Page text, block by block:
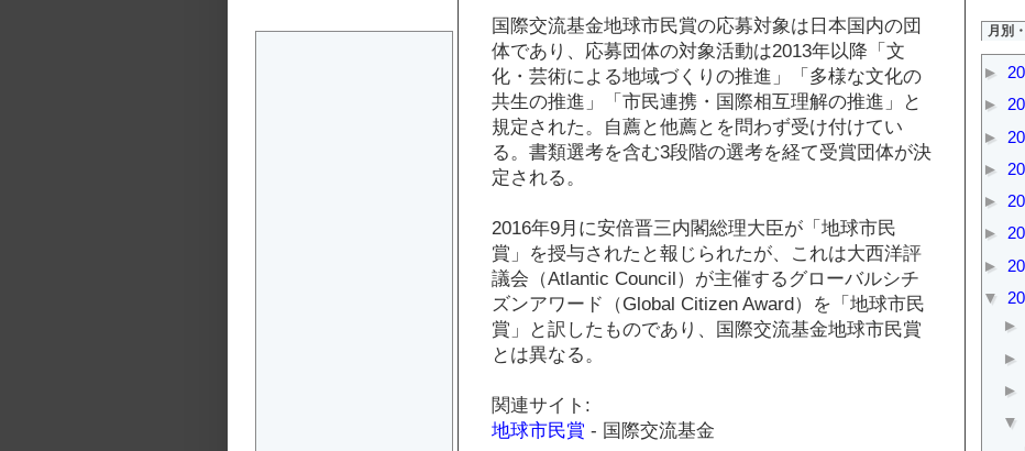
国際交流基金地球市民賞の応募対象は日本国内の団
体であり、応募団体の対象活動は2013年以降「文
化・芸術による地域づくりの推進」「多様な文化の
共生の推進」「市民連携・国際相互理解の推進」と
規定された。自薦と他薦とを問わず受け付けてい
る。書類選考を含む3段階の選考を経て受賞団体が決
定される。
2016年9月に安倍晋三内閣総理大臣が「地球市民
賞」を授与されたと報じられたが、これは大西洋評
議会（Atlantic Council）が主催するグローバルシチ
ズンアワード（Global Citizen Award）を「地球市民
賞」と訳したものであり、国際交流基金地球市民賞
とは異なる。
関連サイト:
地球市民賞 - 国際交流基金
月別
►
►
►
►
►
►
►
▼
►
►
►
▼